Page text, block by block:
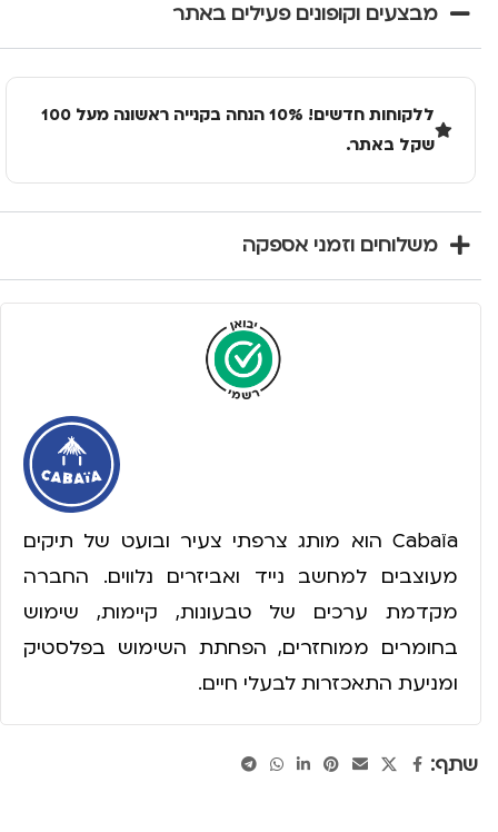
מבצעים וקופונים פעילים באתר
ללקוחות חדשים! 10% הנחה בקנייה ראשונה מעל 100
שקל באתר.
משלוחים וזמני אספקה
Cabaïa הוא מותג צרפתי צעיר ובועט של תיקים
מעוצבים למחשב נייד ואביזרים נלווים. החברה
מקדמת ערכים של טבעונות, קיימות, שימוש
בחומרים ממוחזרים, הפחתת השימוש בפלסטיק
ומניעת התאכזרות לבעלי חיים.
שתף: